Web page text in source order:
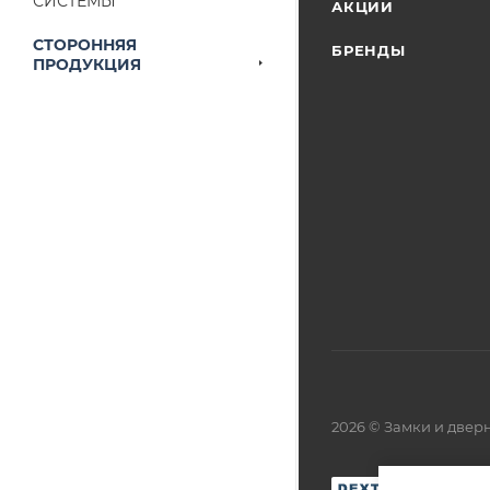
СТОРОННЯЯ
ПРОДУКЦИЯ
выставленного
АКЦИИ
БРЕНДЫ
2026 © Замки и